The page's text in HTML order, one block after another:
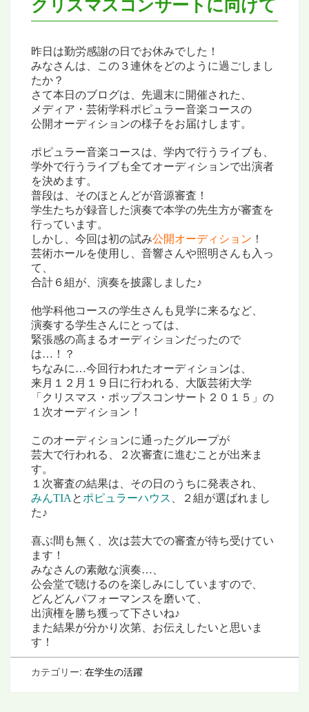
昨日は勤労感謝の日でお休みでした！
みなさんは、この３連休をどのように過ごしまし
たか？
さて本日のブログは、先週末に開催された、
メディア・芸術学科ポピュラー音楽コースの
公開オーディションの様子をお届けします。
ポピュラー音楽コースは、 学内で行うライブも、
学外で行うライブも全てオーディションで出演者
を決めます。
普段は、そのほとんどが音源審査！
学生たちが録音した演奏で本学の先生方が審査を
行っています。
しかし、今回は初の試み公開オーディション ！
芸術ホールを使用し、音響さんや照明さんも入っ
て、
合計６組が、演奏を披露しました♪
他学科他コースの学生さんも見学に来るなど、
演奏する学生さんにとっては、
緊張感の高まるオーディションだったので
は…！？
ちなみに…今回行われたオーディションは、
来月１２月１９日に行われる、大阪芸術大学
「クリスマス・ポップスコンサート２０１５」の
１次オーディション！
このオーディションに通ったグループが
芸大で行われる、２次審査に進むことが出来ま
す。
１次審査の結果は、その日のうちに発表され、
みんTIA と ポピュラーハウス
、２組が選ばれまし
た♪
喜ぶ間も無く、次は芸大での審査が待ち受けてい
ます！
みなさんの素敵な演奏…、
公会堂で聴けるのを楽しみにしていますので、
どんどんパフォーマンスを磨いて、
出演権を勝ち獲って下さいね♪
また結果が分かり次第、 お伝えしたいと思いま
す！
カテゴリー: 在学生の活躍